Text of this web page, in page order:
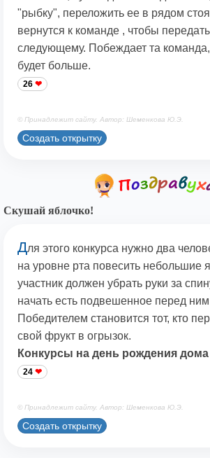
"рыбку", переложить ее в рядом
вернутся к команде , чтобы
следующему. Побеждает та команда,
будет больше.
26
© Принадлежит сайту. Автор: Шеменкова Ю.Э.
Создать открытку
Скушай яблочко!
Для этого конкурса нужно два
на уровне рта повесить небольшие
участник должен убрать руки за
начать есть подвешенное перед ним
Победителем становится тот, кто
свой фрукт в огрызок.
Конкурсы на день рождения дома
24
© Принадлежит сайту. Автор: Шеменкова Ю.Э.
Создать открытку